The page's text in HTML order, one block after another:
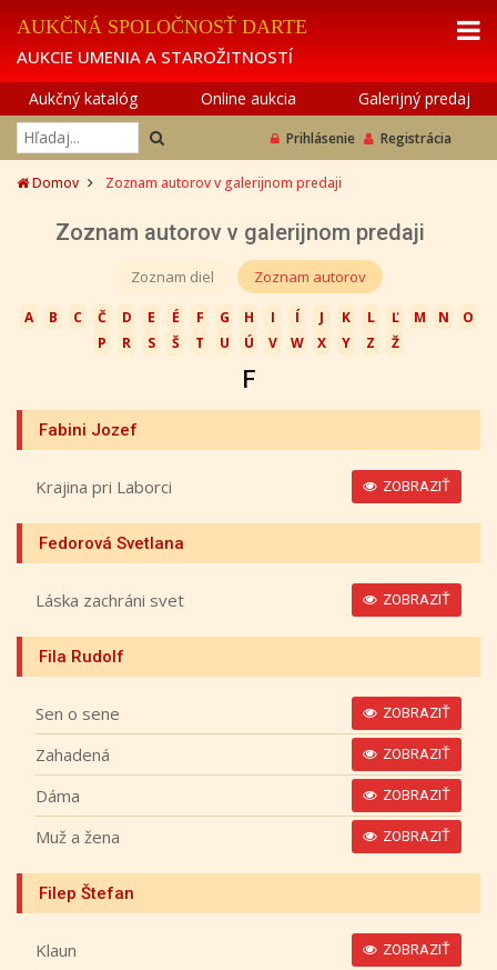
AUKČNÁ SPOLOČNOSŤ DARTE
AUKCIE UMENIA A STAROŽITNOSTÍ
Aukčný katalóg Online aukcia Galerijný predaj
Prihlásenie Registrácia
Domov Zoznam autorov v galerijnom predaji
Zoznam autorov v galerijnom predaji
Zoznam diel Zoznam autorov
A B C Č D E É F G H I Í J K L Ľ M N
O
P
R S Š T U Ú V W X Y Z Ž
F
Fabini Jozef
Krajina pri Laborci ZOBRAZIŤ
Fedorová Svetlana
Láska zachráni svet ZOBRAZIŤ
Fila Rudolf
Sen o sene ZOBRAZIŤ
Zahadená ZOBRAZIŤ
Dáma ZOBRAZIŤ
Muž a žena ZOBRAZIŤ
Filep Štefan
Klaun ZOBRAZIŤ